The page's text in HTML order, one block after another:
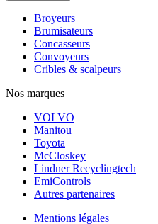
Broyeurs
Brumisateurs
Concasseurs
Convoyeurs
Cribles & scalpeurs
Nos marques
VOLVO
Manitou
Toyota
McCloskey
Lindner Recyclingtech
EmiControls
Autres partenaires
Mentions légales